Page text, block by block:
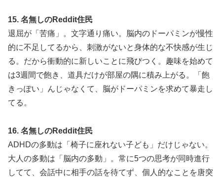
15. 名無しのReddit住民
退屈が「苦痛」。文字通り痛い。脳内のドーパミンが慢性
的に不足してるから、刺激がないと身体的な不快感が生じ
る。だから衝動的に新しいことに飛びつく。趣味を始めて
は3週間で飽き、道具だけが部屋の隅に積み上がる。「飽
きっぽい」んじゃなくて、脳がドーパミンを求めて暴走し
てる。
16. 名無しのReddit住民
ADHDの多動は「椅子に座れない子ども」だけじゃない。
大人の多動は「脳内の多動」。常に5つの思考が同時進行
してて、会話中に相手の話を待てず、個人的なことを唐突